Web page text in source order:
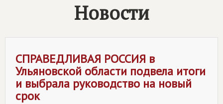
Новости
СПРАВЕДЛИВАЯ РОССИЯ в
Ульяновской области подвела итоги
и выбрала руководство на новый
срок